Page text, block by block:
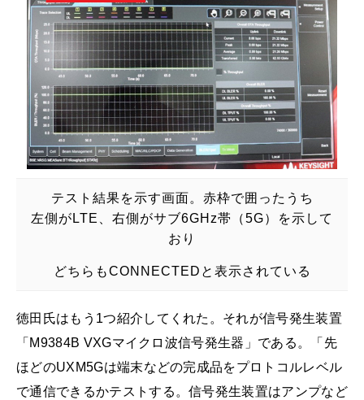
テスト結果を示す画面。赤枠で囲ったうち
左側がLTE、右側がサブ6GHz帯（5G）を示して
おり
どちらもCONNECTEDと表示されている
徳田氏はもう1つ紹介してくれた。それが信号発生装置
「M9384B VXGマイクロ波信号発生器」である。「先
ほどのUXM5Gは端末などの完成品をプロトコルレベル
で通信できるかテストする。信号発生装置はアンプなど